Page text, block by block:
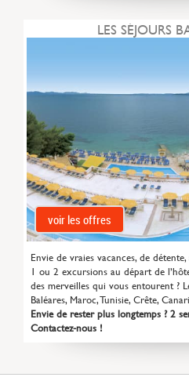
LES SÉJOURS
voir les offres
Envie de vraies vacances, de
1 ou 2 excursions au départ de
des merveilles qui vous entourent ?
Baléares, Maroc, Tunisie, Crête,
Envie de rester plus longtemps ? 2
Contactez-nous !